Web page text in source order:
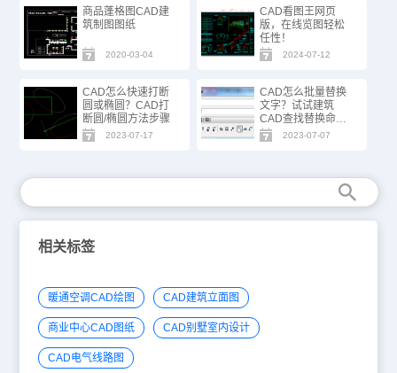
商品蓬格图CAD建
筑制图图纸
2020-03-04
CAD看图王网页
版，在线览图轻松
任性！
2024-07-12
CAD怎么快速打断
圆或椭圆？CAD打
断圆/椭圆方法步骤
2023-07-17
CAD怎么批量替换
文字？试试建筑
CAD查找替换命
令！
2023-07-07
相关标签
暖通空调CAD绘图 CAD建筑立面图
商业中心CAD图纸 CAD别墅室内设计
CAD电气线路图